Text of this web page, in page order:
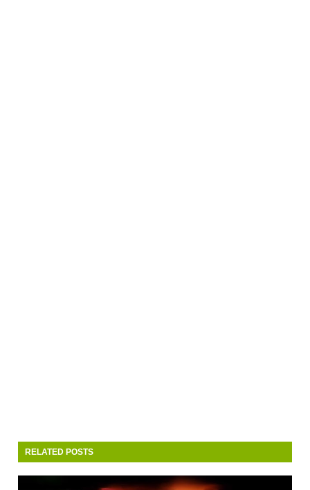
RELATED POSTS